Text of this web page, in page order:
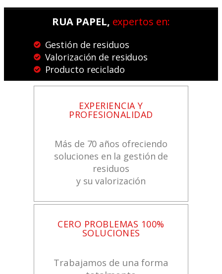
RUA PAPEL, expertos en:
Gestión de residuos
Valorización de residuos
Producto reciclado
EXPERIENCIA Y
PROFESIONALIDAD
Más de 70 años ofreciendo
soluciones en la gestión de
residuos
y su valorización
CERO PROBLEMAS 100%
SOLUCIONES
Trabajamos de una forma